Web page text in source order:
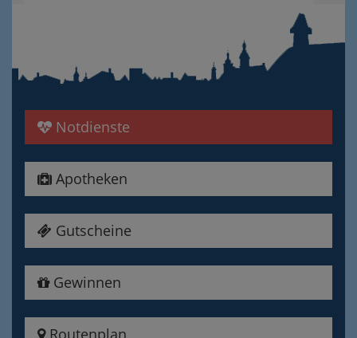
Notdienste
Apotheken
Gutscheine
Gewinnen
Routenplan